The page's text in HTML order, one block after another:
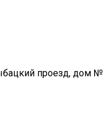
проезд, дом №